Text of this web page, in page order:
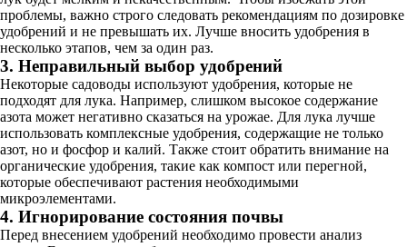
проблемы, важно строго следовать рекомендациям по дозировке
удобрений и не превышать их. Лучше вносить удобрения в
несколько этапов, чем за один раз.
3. Неправильный выбор удобрений
Некоторые садоводы используют удобрения, которые не
подходят для лука. Например, слишком высокое содержание
азота может негативно сказаться на урожае. Для лука лучше
использовать комплексные удобрения, содержащие не только
азот, но и фосфор и калий. Также стоит обратить внимание на
органические удобрения, такие как компост или перегной,
которые обеспечивают растения необходимыми
микроэлементами.
4. Игнорирование состояния почвы
Перед внесением удобрений необходимо провести анализ